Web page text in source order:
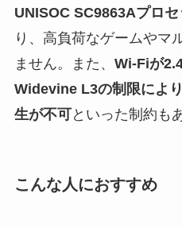
UNISOC SC9863Aプロ
り、高負荷なゲームやマ
ません。また、 Wi-Fiが
Widevine L3の制限によ
生が不可といった制約も
こんな人におすすめ